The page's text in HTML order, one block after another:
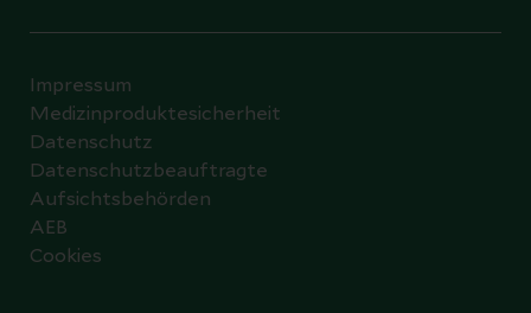
Impressum
Medizinproduktesicherheit
Datenschutz
Datenschutzbeauftragte
Aufsichtsbehörden
AEB
Cookies